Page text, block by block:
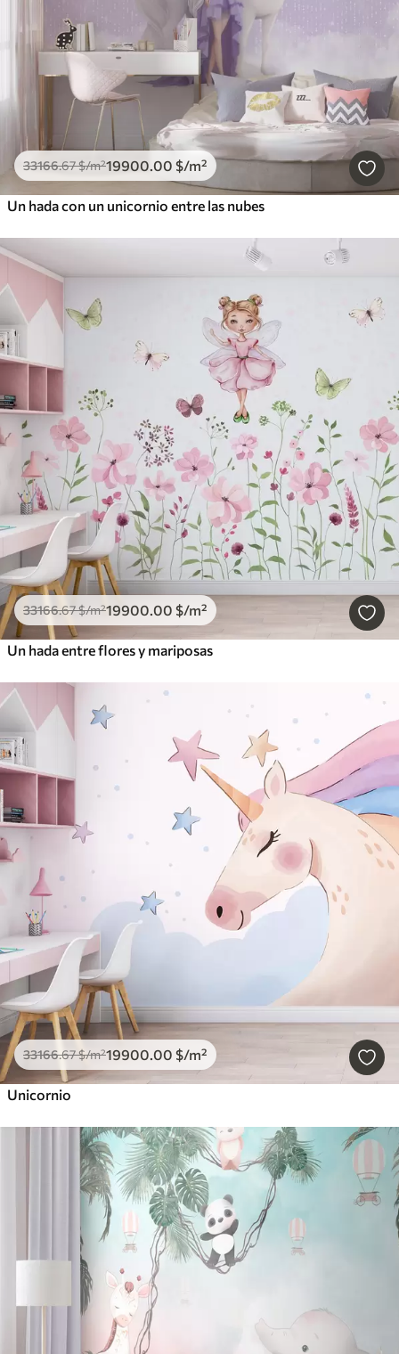
33166.67$/m²19900.00 $/m²
Un hada con un unicornio entre las nubes
33166.67$/m²19900.00 $/m²
Un hada entre flores y mariposas
33166.67$/m²19900.00 $/m²
Unicornio